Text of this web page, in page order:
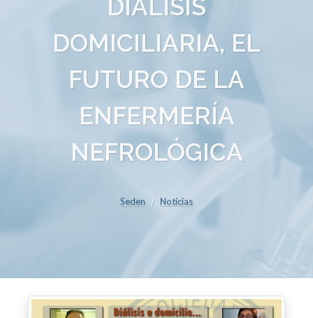
DIÁLISIS
DOMICILIARIA, EL
FUTURO DE LA
ENFERMERÍA
NEFROLÓGICA
Seden Noticias